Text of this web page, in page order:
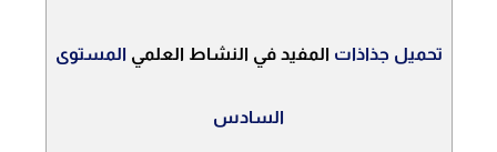
تحميل جذاذات المفيد في النشاط العلمي المستوى
السادس